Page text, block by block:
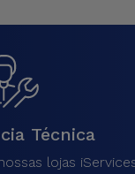
Técnica
lojas